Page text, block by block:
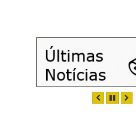
ANTERIOR